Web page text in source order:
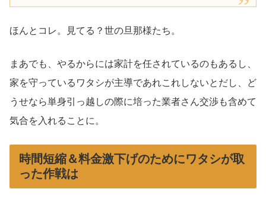
ほんとコレ。見てる？世の旦那様たち。
まあでも、やるからには家計を任されているのもあるし、
家を守っているワタシが主導であれこれしないとだし、ど
うせなら単身引っ越しの際に培った業者さん交渉も含めて
気合を入れることに。
時間短縮＆料金激下げのためにワタシが取
った作戦は